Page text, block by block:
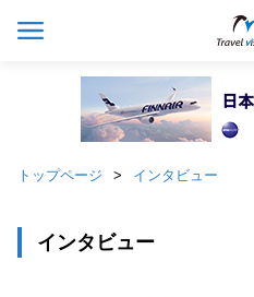
トップページ インタビュー
インタビュー